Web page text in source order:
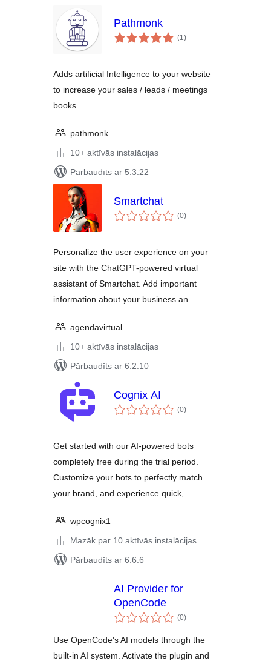
Pathmonk
(1vērtējumu
kopsumma
)
Adds artificial Intelligence to your website
to increase your sales / leads / meetings
books.
pathmonk
10+ aktīvās instalācijas
Pārbaudīts ar 5.3.22
Smartchat
(0vērtējumu
kopsumma
)
Personalize the user experience on your
site with the ChatGPT-powered virtual
assistant of Smartchat. Add important
information about your business an …
agendavirtual
10+ aktīvās instalācijas
Pārbaudīts ar 6.2.10
Cognix AI
(0vērtējumu
kopsumma
)
Get started with our AI-powered bots
completely free during the trial period.
Customize your bots to perfectly match
your brand, and experience quick, …
wpcognix1
Mazāk par 10 aktīvās instalācijas
Pārbaudīts ar 6.6.6
AI Provider for
OpenCode
(0vērtējumu
kopsumma
)
Use OpenCode's AI models through the
built-in AI system. Activate the plugin and